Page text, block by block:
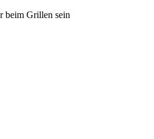
beim Grillen sein